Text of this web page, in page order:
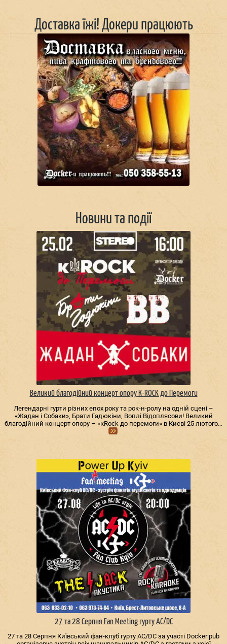
Доставка їжі! Докери працюють
Новини та події
Великий благодійний концерт опору К-ROCK до Перемоги
Легендарні гурти різних епох року та рок-н-ролу на одній сцені –
«Жадан і Собаки», Брати Гадюкіни, Воплі Відоплясови! Великий
благодійний концерт опору – «кRock до перемоги» в Києві 25 лютого…
27 та 28 Серпня Fan Meeting гурту AC/DС
27 та 28 Серпня Київський фан-клуб гурту AC/DС за участі Docker pub